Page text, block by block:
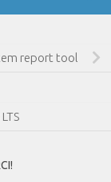
report tool